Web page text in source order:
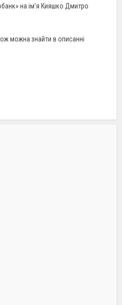
на ім’я Кияшко Дмитро
можна знайти в описанні